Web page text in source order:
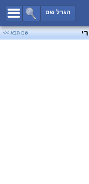
הגרל שם
כל השמות
שמות לבנים
שם הבא >>